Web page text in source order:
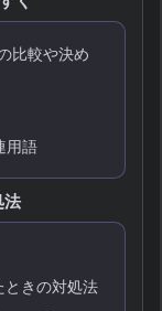
比較や決め
用語
法
ときの対処法